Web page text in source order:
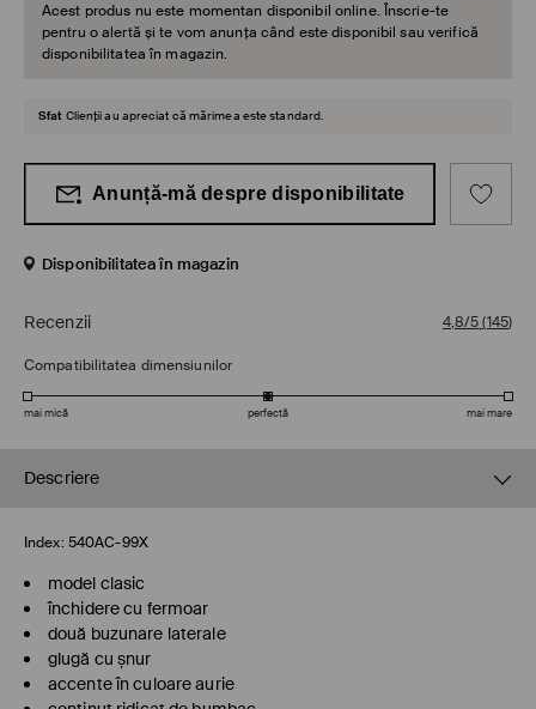
Acest produs nu este momentan disponibil online. Înscrie-te
pentru o alertă și te vom anunța când este disponibil sau verifică
disponibilitatea în magazin.
Sfat Clienții au apreciat că mărimea este standard.
Anunță-mă despre disponibilitate
Disponibilitatea în magazin
Recenzii 4,8/5(145)
Compatibilitatea dimensiunilor
mai mică perfectă mai mare
Descriere
Index: 540AC-99X
model clasic
închidere cu fermoar
două buzunare laterale
glugă cu șnur
accente în culoare aurie